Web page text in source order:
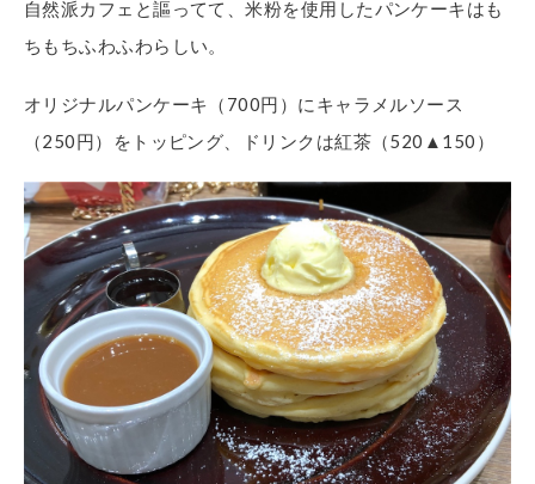
自然派カフェと謳ってて、米粉を使用したパンケーキはも
ちもちふわふわらしい。
オリジナルパンケーキ（700円）にキャラメルソース
（250円）をトッピング、ドリンクは紅茶（520▲150）